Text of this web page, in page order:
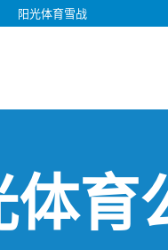
阳光体育雪战
育